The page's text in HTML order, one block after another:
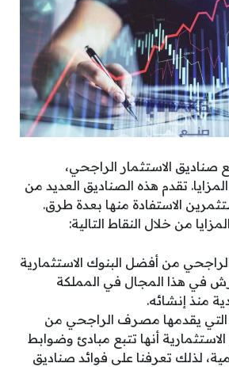
الاستثمار الراجحي،
تقدم هذه الصناديق العديد من
الاستفادة منها بعدة طرق.
من خلال النقاط التالية:
من أفضل البنوك الاستثمارية
في هذا المجال في المملكة
منذ إنشائه.
التي يقدمها مصرف الراجحي من
أنها تتبع مبادئ وضوابط
لذلك تعرفنا على فوائد صناديق